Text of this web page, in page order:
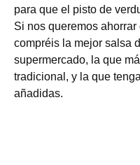
para que el pisto de
Si nos queremos
compréis la mejor salsa
supermercado, la que
tradicional, y la que
añadidas.